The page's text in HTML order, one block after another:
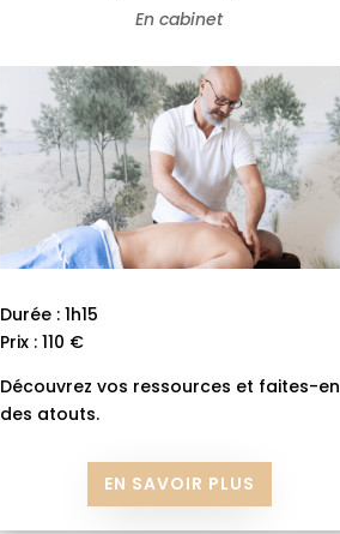
En cabinet
Durée : 1h15
Prix : 110 €
Découvrez vos ressources et faites-en
des atouts.
EN SAVOIR PLUS